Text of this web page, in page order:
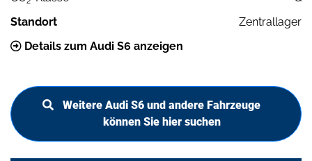
Standort
Zentrallager
Details zum Audi S6 anzeigen
Weitere Audi S6 und andere Fahrzeuge
können Sie hier suchen